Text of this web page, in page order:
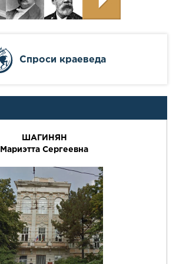
Cпроси краеведа
ШАГИНЯН
Мариэтта Сергеевна